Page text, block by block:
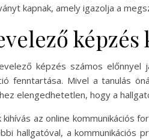
kapnak, amely igazolja a
képzés
képzés számos előnnyel
fenntartása. Mivel a tanulás
elengedhetetlen, hogy a
kihívás az online kommunikációs
hallgatóval, a kommunikációs